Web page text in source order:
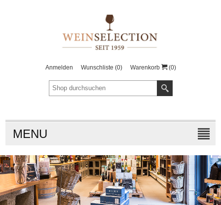
Anmelden Wunschliste (0) Warenkorb (0)
MENU